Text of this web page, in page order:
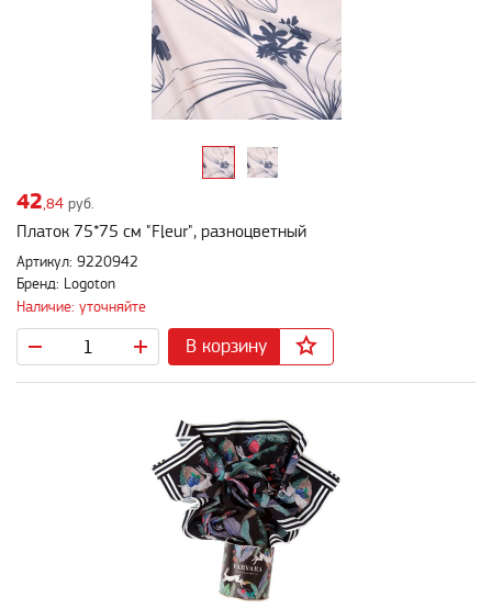
42 ,84 руб.
Платок 75*75 см "Fleur", разноцветный
Артикул: 9220942
Бренд: Logoton
Наличие: уточняйте
В корзину